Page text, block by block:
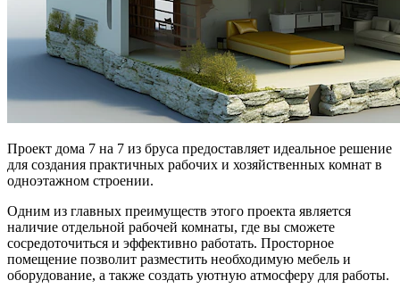
Проект дома 7 на 7 из бруса предоставляет идеальное решение
для создания практичных рабочих и хозяйственных комнат в
одноэтажном строении.
Одним из главных преимуществ этого проекта является
наличие отдельной рабочей комнаты, где вы сможете
сосредоточиться и эффективно работать. Просторное
помещение позволит разместить необходимую мебель и
оборудование, а также создать уютную атмосферу для работы.